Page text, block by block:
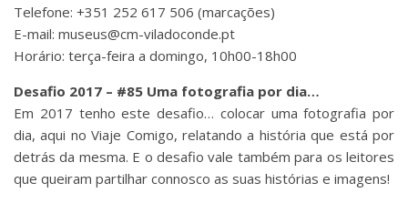
Telefone: +351 252 617 506 (marcações)
E-mail: museus@cm-viladoconde.pt
Horário: terça-feira a domingo, 10h00-18h00
Desafio 2017 – #85 Uma fotografia por dia…
Em 2017 tenho este desafio… colocar uma fotografia por
dia, aqui no Viaje Comigo, relatando a história que está por
detrás da mesma. E o desafio vale também para os leitores
que queiram partilhar connosco as suas histórias e imagens!